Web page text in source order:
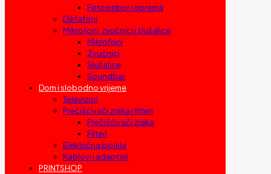
Foto pribor i oprema
Diktafoni
Mikrofoni, zvučnici i slušalice
Mikrofoni
Zvučnici
Slušalice
Soundbar
Dom i slobodno vrijeme
Televizori
Prečišćivači zraka i filteri
Prečišćivači zraka
Filteri
Električna bicikla
Kablovi i adapteri
PRINTSHOP